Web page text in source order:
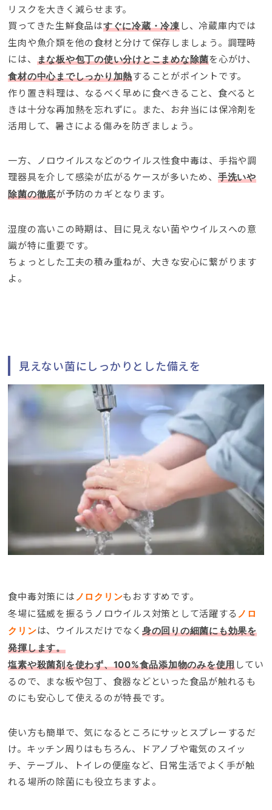
リスクを大きく減らせます。
買ってきた生鮮食品はすぐに冷蔵・冷凍し、冷蔵庫内では
生肉や魚介類を他の食材と分けて保存しましょう。調理時
には、 まな板や包丁の使い分けとこまめな除菌を心がけ、
食材の中心までしっかり加熱することがポイントです。
作り置き料理は、なるべく早めに食べきること、食べると
きは十分な再加熱を忘れずに。また、お弁当には保冷剤を
活用して、暑さによる傷みを防ぎましょう。
一方、ノロウイルスなどのウイルス性食中毒は、手指や調
理器具を介して感染が広がるケースが多いため、 手洗いや
除菌の徹底が予防のカギとなります。
湿度の高いこの時期は、目に見えない菌やウイルスへの意
識が特に重要です。
ちょっとした工夫の積み重ねが、大きな安心に繋がります
よ。
見えない菌にしっかりとした備えを
食中毒対策には ノロクリンもおすすめです。
冬場に猛威を振るうノロウイルス対策として活躍する ノロ
クリンは、ウイルスだけでなく 身の回りの細菌にも効果を
発揮します。
塩素や殺菌剤を使わず、100%食品添加物のみを使用してい
るので、まな板や包丁、食器などといった食品が触れるも
のにも安心して使えるのが特長です。
使い方も簡単で、気になるところにサッとスプレーするだ
け。キッチン周りはもちろん、ドアノブや電気のスイッ
チ、テーブル、トイレの便座など、日常生活でよく手が触
れる場所の除菌にも役立ちますよ。